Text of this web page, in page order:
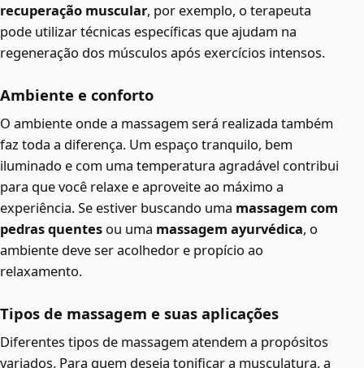
recuperação muscular, por exemplo, o terapeuta
pode utilizar técnicas específicas que ajudam na
regeneração dos músculos após exercícios intensos.
Ambiente e conforto
O ambiente onde a massagem será realizada também
faz toda a diferença. Um espaço tranquilo, bem
iluminado e com uma temperatura agradável contribui
para que você relaxe e aproveite ao máximo a
experiência. Se estiver buscando uma massagem com
pedras quentes ou uma massagem ayurvédica, o
ambiente deve ser acolhedor e propício ao
relaxamento.
Tipos de massagem e suas aplicações
Diferentes tipos de massagem atendem a propósitos
variados. Para quem deseja tonificar a musculatura, a